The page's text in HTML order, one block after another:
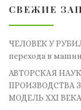
СВЕЖИЕ
ЧЕЛОВЕК У
перехода в
АВТОРСКАЯ
ПРОИЗВОДСТВА
МОДЕЛЬ XXI ВЕКА